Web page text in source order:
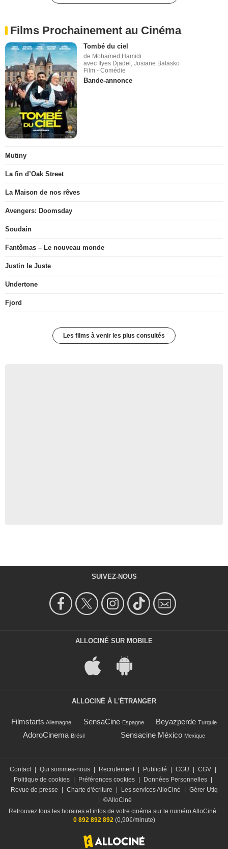
Films Prochainement au Cinéma
Tombé du ciel
de Mohamed Hamidi
avec Ilyes Djadel, Josiane Balasko
Film - Comédie
Bande-annonce
Mutiny
La fin d’Oak Street
La Maison de nos rêves
Avengers: Doomsday
Soudain
Fantômas – Le nouveau monde
Justin le Juste
Undertone
Fjord
Les films à venir les plus consultés
SUIVEZ-NOUS
ALLOCINÉ SUR MOBILE
ALLOCINÉ À L'ÉTRANGER
Filmstarts Allemagne SensaCine Espagne Beyazperde Turquie
AdoroCinema Brésil Sensacine México Mexique
Contact Qui sommes-nous Recrutement Publicité CGU CGV
Politique de cookies
Préférences cookies Données Personnelles
Revue de presse
Charte d'écriture Les services AlloCiné
Gérer Utiq
©AlloCiné
Retrouvez tous les horaires et infos de votre cinéma sur le numéro AlloCiné :
0 892 892 892(0,90€/minute)